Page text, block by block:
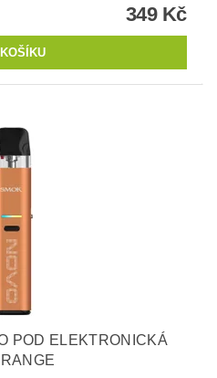
349 Kč
POD ELEKTRONICKÁ